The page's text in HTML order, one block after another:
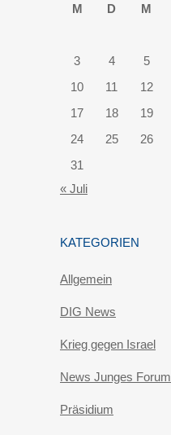
M D M
3
4 5
10
11 12
17
18 19
24
25 26
31
« Juli
KATEGORIEN
Allgemein
DIG News
Krieg gegen Israel
News Junges Forum
Präsidium